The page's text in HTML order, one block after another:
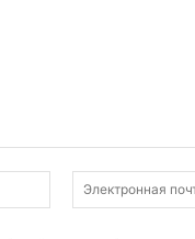
Имя: